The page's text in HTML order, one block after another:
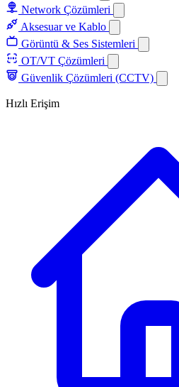
Network Çözümleri
Aksesuar ve Kablo
Görüntü & Ses Sistemleri
OT/VT Çözümleri
Güvenlik Çözümleri (CCTV)
Hızlı Erişim